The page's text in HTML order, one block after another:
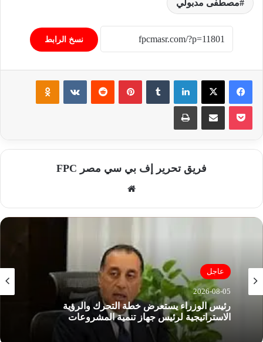
مصطفى مدبولي
نسخ الرابط
فيسبوك ‫X لينكدإن بينتيريست
فريق تحرير إف بي سي مصر FPC
الوي
عاجل
2026-08-05
رئيس الوزراء يستعرض خطة التحرك والرؤية
الاستراتيجية لرئيس جهاز تنمية المشروعات